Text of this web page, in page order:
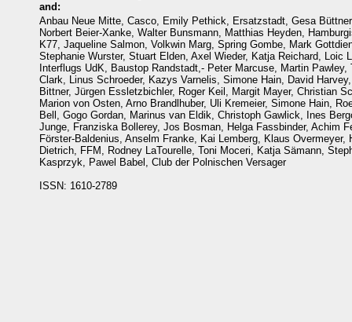
and:
Anbau Neue Mitte, Casco, Emily Pethick, Ersatzstadt, Gesa
Norbert Beier-Xanke, Walter Bunsmann, Matthias Heyden,
K77, Jaqueline Salmon, Volkwin Marg, Spring Gombe, Mark
Stephanie Wurster, Stuart Elden, Axel Wieder, Katja Reichard, Loic
Interflugs UdK, Baustop Randstadt,- Peter Marcuse, Martin Pawley,
Clark, Linus Schroeder, Kazys Varnelis, Simone Hain, David
Bittner, Jürgen Essletzbichler, Roger Keil, Margit Mayer, Christian
Marion von Osten, Arno Brandlhuber, Uli Kremeier, Simone Hain,
Bell, Gogo Gordan, Marinus van Eldik, Christoph Gawlick, Ines
Junge, Franziska Bollerey, Jos Bosman, Helga Fassbinder, Achim
Förster-Baldenius, Anselm Franke, Kai Lemberg, Klaus Overmeyer,
Dietrich, FFM, Rodney LaTourelle, Toni Moceri, Katja Sämann,
Kasprzyk, Pawel Babel, Club der Polnischen Versager
ISSN: 1610-2789